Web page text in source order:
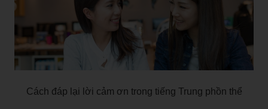
Cách đáp lại lời cảm ơn trong tiếng Trung phồn thể